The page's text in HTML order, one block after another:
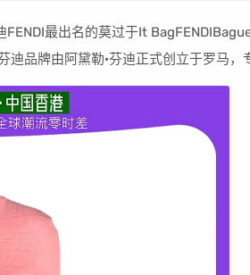
最出名的莫过于It
品牌由阿黛勒·芬迪正式创立于罗马，